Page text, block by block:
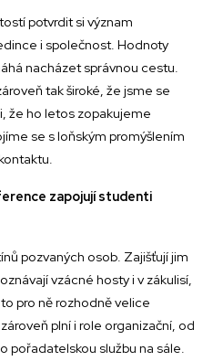
potvrdit si význam
i společnost. Hodnoty
nacházet správnou cestu.
tak široké, že jsme se
že ho letos zopakujeme
se s loňským promýšlením
zapojují studenti
pozvaných osob. Zajišťují jim
vzácné hosty i v zákulisí,
pro ně rozhodně velice
plní i role organizační, od
pořadatelskou službu na sále.